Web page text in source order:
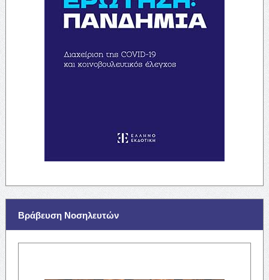
Βράβευση Νοσηλευτών